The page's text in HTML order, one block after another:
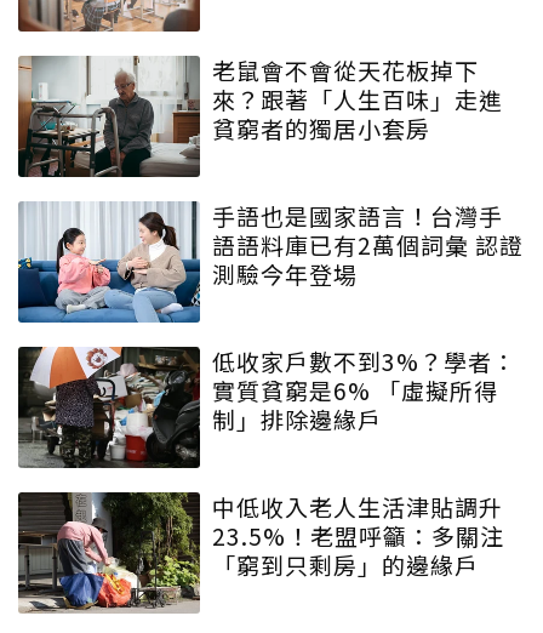
老鼠會不會從天花板掉下
來？跟著「人生百味」走進
貧窮者的獨居小套房
手語也是國家語言！台灣手
語語料庫已有2萬個詞彙 認證
測驗今年登場
低收家戶數不到3%？學者：
實質貧窮是6% 「虛擬所得
制」排除邊緣戶
中低收入老人生活津貼調升
23.5%！老盟呼籲：多關注
「窮到只剩房」的邊緣戶